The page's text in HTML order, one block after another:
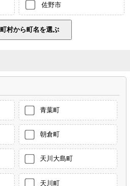
佐野市
青葉町
朝倉町
天川大島町
天川町